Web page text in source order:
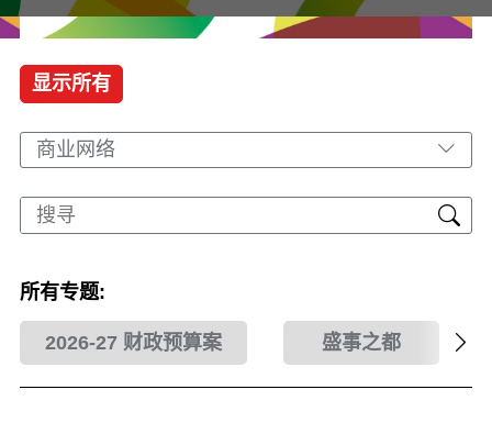
显示所有
商业网络
所有专题:
2026-27 财政预算案 盛事之都